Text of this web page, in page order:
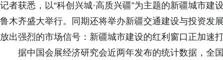
记者获悉，以“科创兴城·高质兴疆”为主题的新疆城市
鲁木齐盛大举行。同期还将举办新疆交通建设与投资发
放出强烈的市场信号：新疆城市建设的红利窗口正加速
据中国会展经济研究会近两年发布的统计数据，全